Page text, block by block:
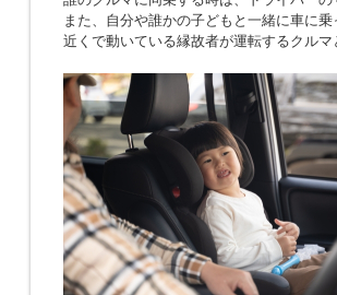
また、自分や誰かの子どもと一緒に車に
近くで動いている縁故者が運転するクル